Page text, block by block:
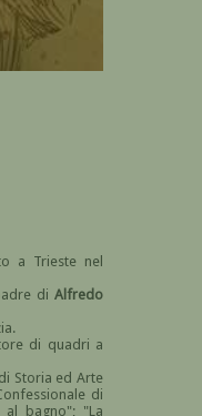
a Trieste nel
di Alfredo
di quadri a
Storia ed Arte
di
al bagno"; "La